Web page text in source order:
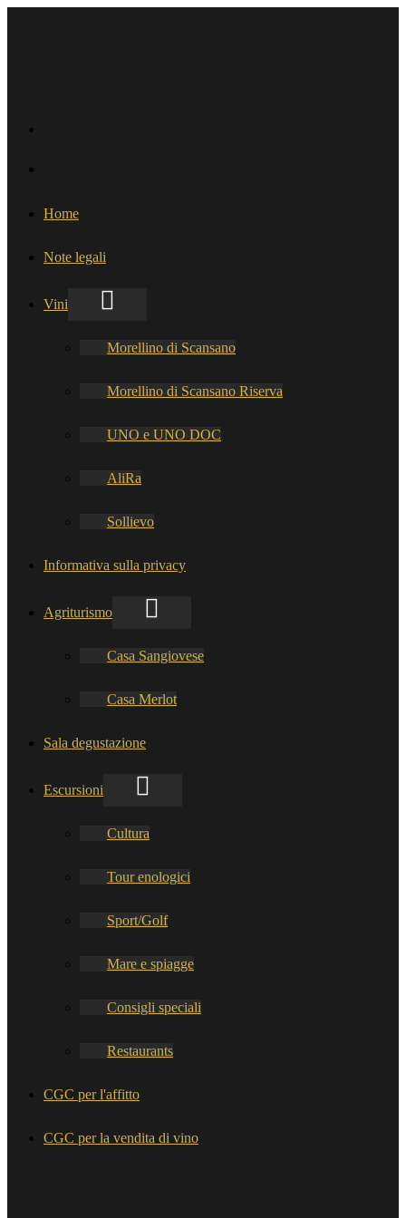
Home
Note legali
Vini
Morellino di Scansano
Morellino di Scansano Riserva
UNO e UNO DOC
AliRa
Sollievo
Informativa sulla privacy
Agriturismo
Casa Sangiovese
Casa Merlot
Sala degustazione
Escursioni
Cultura
Tour enologici
Sport/Golf
Mare e spiagge
Consigli speciali
Restaurants
CGC per l'affitto
CGC per la vendita di vino